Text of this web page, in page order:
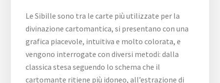
Le Sibille sono tra le carte più utilizzate per la
divinazione cartomantica, si presentano con una
grafica piacevole, intuitiva e molto colorata, e
vengono interrogate con diversi metodi: dalla
classica stesa seguendo lo schema che il
cartomante ritiene più idoneo, all’estrazione di